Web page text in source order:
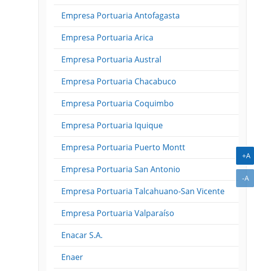
Empresa Portuaria Antofagasta
Empresa Portuaria Arica
Empresa Portuaria Austral
Empresa Portuaria Chacabuco
Empresa Portuaria Coquimbo
Empresa Portuaria Iquique
Empresa Portuaria Puerto Montt
Empresa Portuaria San Antonio
Empresa Portuaria Talcahuano-San Vicente
Empresa Portuaria Valparaíso
Enacar S.A.
Enaer
+A
-A